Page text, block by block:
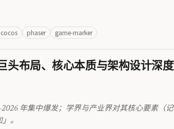
cocos phaser game-marker
头布局、核心本质与架构设计深
年集中爆发；学界与产业界对其核心要素
。